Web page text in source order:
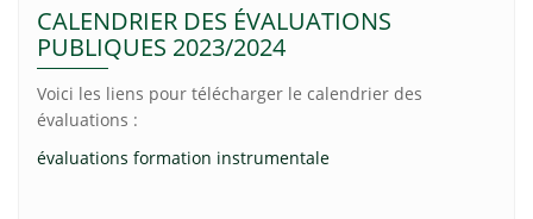
CALENDRIER DES ÉVALUATIONS
PUBLIQUES 2023/2024
Voici les liens pour télécharger le calendrier des
évaluations :
évaluations formation instrumentale